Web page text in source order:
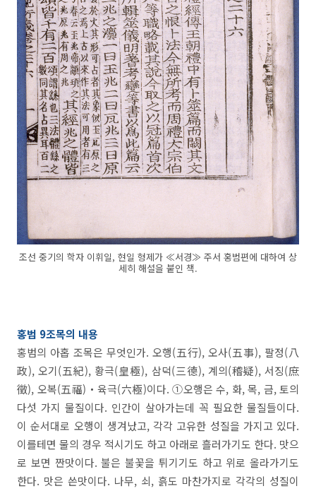
조선 중기의 학자 이휘일, 현일 형제가 ≪서경≫ 주서 홍범편에 대하여 상
세히 해설을 붙인 책.
홍범 9조목의 내용
홍범의 아홉 조목은 무엇인가. 오행(五行), 오사(五事), 팔정(八
政), 오기(五紀), 황극(皇極), 삼덕(三德), 계의(稽疑), 서징(庶
徵), 오복(五福)・육극(六極)이다. ①오행은 수, 화, 목, 금, 토의
다섯 가지 물질이다. 인간이 살아가는데 꼭 필요한 물질들이다.
이 순서대로 오행이 생겨났고, 각각 고유한 성질을 가지고 있다.
이를테면 물의 경우 적시기도 하고 아래로 흘러가기도 한다. 맛으
로 보면 짠맛이다. 불은 불꽃을 튀기기도 하고 위로 올라가기도
한다. 맛은 쓴맛이다. 나무, 쇠, 흙도 마찬가지로 각각의 성질이